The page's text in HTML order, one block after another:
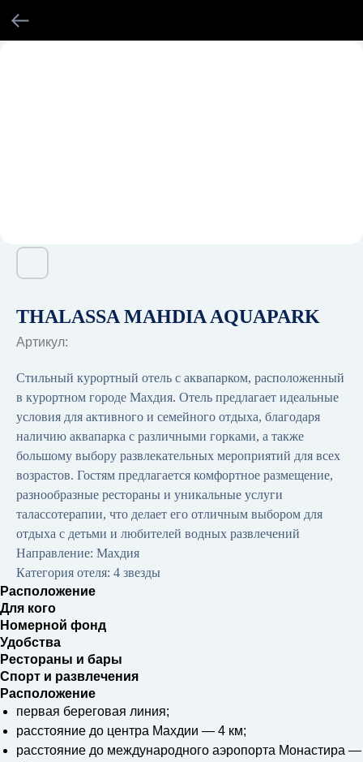
THALASSA MAHDIA AQUAPARK
Артикул:
Стильный курортный отель с аквапарком, расположенный
в курортном городе Махдия. Отель предлагает идеальные
условия для активного и семейного отдыха, благодаря
наличию аквапарка с различными горками, а также
большому выбору развлекательных мероприятий для всех
возрастов. Гостям предлагается комфортное размещение,
разнообразные рестораны и уникальные услуги
талассотерапии, что делает его отличным выбором для
отдыха с детьми и любителей водных развлечений
Направление: Махдия
Категория отеля: 4 звезды
Расположение
Для кого
Номерной фонд
Удобства
Рестораны и бары
Cпорт и развлечения
Расположение
первая береговая линия;
расстояние до центра Махдии — 4 км;
расстояние до международного аэропорта Монастира —